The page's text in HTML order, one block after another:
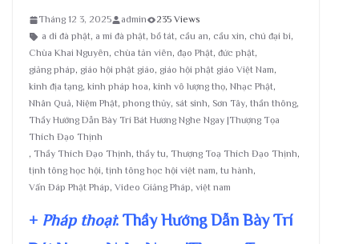
Tháng 12 3, 2025 admin
235 Views
a di đà phật, a mi đà phật, bồ tát, cầu an, cầu xin, chú đại bi,
Chùa Khai Nguyên, chùa tản viên, đạo Phật, đức phật,
giảng pháp, giáo hội phật giáo, giáo hội phật giáo Việt Nam,
kinh địa tạng, kinh pháp hoa, kinh vô lượng thọ, Nhạc Phật,
Nhân Quả, Niệm Phật, phong thủy, sát sinh, Sơn Tây, thần thông,
Thầy Hướng Dẫn Bày Trí Bát Hương Nghe Ngay |Thượng Tọa
Thích Đạo Thịnh
, Thầy Thích Đạo Thịnh, thầy tu, Thượng Toạ Thích Đạo Thịnh,
tịnh tông học hội, tịnh tông học hội việt nam, tu hành,
Vấn Đáp Phật Pháp, Video Giảng Pháp, việt nam
+ Pháp thoại: Thầy Hướng Dẫn Bày Trí